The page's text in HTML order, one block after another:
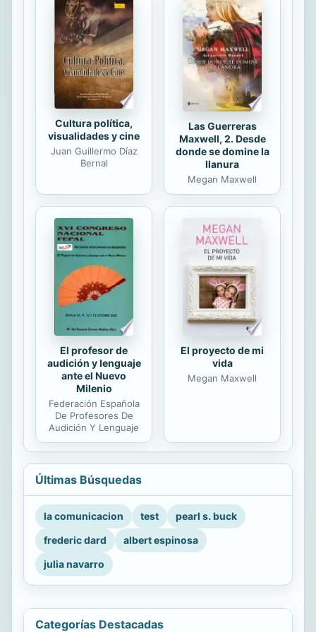
bibliotecas actuales son bibliotecas
del pasado. Est n relegadas a lugares
inc modos y reducidos, con
mobiliario inapropiado y materiales
escasos y obsoletos; generalmente
las atiende...
Cultura política,
visualidades y cine
Juan Guillermo Díaz
Bernal
Las Guerreras
Maxwell, 2. Desde
donde se domine la
llanura
Megan Maxwell
El profesor de
audición y lenguaje
ante el Nuevo
Milenio
Federación Española
De Profesores De
Audición Y Lenguaje
El proyecto de mi
vida
Megan Maxwell
Últimas Búsquedas
la comunicacion test
pearl s. buck
frederic dard
albert espinosa
julia navarro
Categorías Destacadas